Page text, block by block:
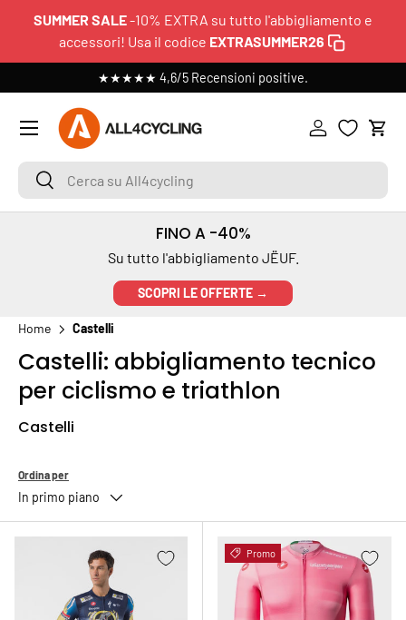
SUMMER SALE-10% EXTRA su tutto l'abbigliamento e
accessori! Usa il codice EXTRASUMMER26
★★★★★ 4,6/5 Recensioni positive.
Cerca su All4cycling
Cerca
Accedi
Menu
FINO A -40%
Su tutto l'abbigliamento JËUF.
SCOPRI LE OFFERTE →
Home Castelli
Castelli: abbigliamento tecnico
per ciclismo e triathlon
Castelli
Ordina per
In primo piano
Promo